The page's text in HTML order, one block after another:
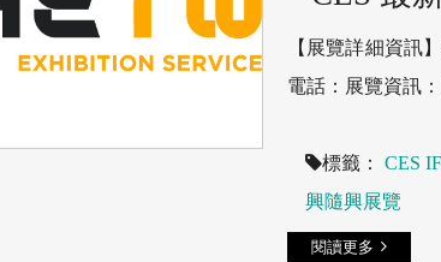
【展覽詳細資訊
電話：展覽資訊
閱讀更多
標籤： CES
興隨興展覽